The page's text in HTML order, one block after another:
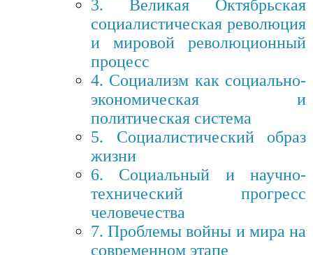
3. Великая Октябрьская
социалистическая революция
и мировой революционный
процесс
4. Социализм как социально-
экономическая и
политическая система
5. Социалистический образ
жизни
6. Социальный и научно-
технический прогресс
человечества
7. Проблемы войны и мира на
современном этапе